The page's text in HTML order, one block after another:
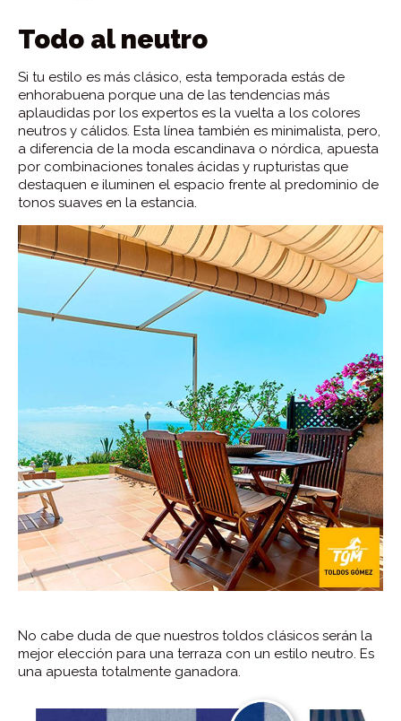
Todo al neutro
Si tu estilo es más clásico, esta temporada estás de
enhorabuena porque una de las tendencias más
aplaudidas por los expertos es la vuelta a los colores
neutros y cálidos. Esta línea también es minimalista, pero,
a diferencia de la moda escandinava o nórdica, apuesta
por combinaciones tonales ácidas y rupturistas que
destaquen e iluminen el espacio frente al predominio de
tonos suaves en la estancia.
No cabe duda de que nuestros toldos clásicos serán la
mejor elección para una terraza con un estilo neutro. Es
una apuesta totalmente ganadora.